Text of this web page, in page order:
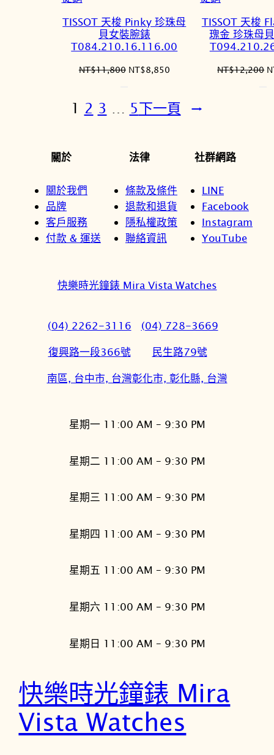
商
品
TISSOT 天梭 Pinky 珍珠母
貝女裝腕錶
T084.210.16.116.00
NT$11,800 原
格：
NT$8,850目
格：
商
品
TISSOT 天梭
瑰金 珍珠母
NT$12,200
1 2 3 5下一頁 →
關於
關於我們
品牌
客戶服務
付款 & 運送
法律
條款及條件
退款和退貨
隱私權政策
聯絡資訊
社群網路
LINE
Facebook
Instagram
YouTube
快樂時光鐘錶 Mira Vista Watches
(04) 2262-3116
復興路一段366號
南區, 台中市, 台灣
(04) 728-3669
民生路79號
彰化市, 彰化縣, 台灣
星期一 11:00 AM – 9:30 PM
星期二 11:00 AM – 9:30 PM
星期三 11:00 AM – 9:30 PM
星期四 11:00 AM – 9:30 PM
星期五 11:00 AM – 9:30 PM
星期六 11:00 AM – 9:30 PM
星期日 11:00 AM – 9:30 PM
快樂時光鐘錶 Mira
Vista Watches